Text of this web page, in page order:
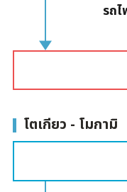
รถ
โตเกียว - โมกามิ